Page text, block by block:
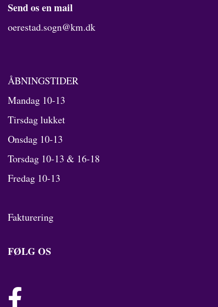
Send os en mail
oerestad.sogn@km.dk
ÅBNINGSTIDER
Mandag 10-13
Tirsdag lukket
Onsdag 10-13
Torsdag 10-13 & 16-18
Fredag 10-13
Fakturering
FØLG OS
